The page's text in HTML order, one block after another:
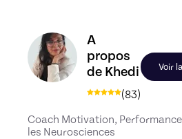
Découvrez le profil
A
propos
de Khedi
(83)
Voir
Coach Motivation,
les Neurosciences